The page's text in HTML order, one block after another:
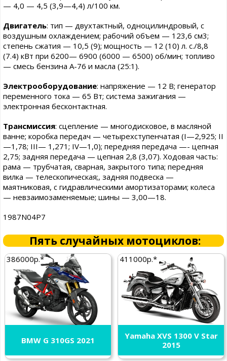
— 4,0 — 4,5 (3,9—4,4) л/100 км.
Двигатель: тип — двухтактный, одноцилиндровый, с
воздушным охлаждением; рабочий объем — 123,6 см3;
степень сжатия — 10,5 (9); мощность — 12 (10) л. с./8,8
(7.4) кВт при 6200— 6900 (6000 — 6500) об/мин; топливо
— смесь бензина А-76 и масла (25:1).
Электрооборудование: напряжение — 12 В; генератор
переменного тока — 65 Вт; система зажигания —
электронная бесконтактная.
Трансмиссия: сцепление — многодисковое, в масляной
ванне; коробка передач — четырехступенчатая (I—2,925; II
—1,78; III— 1,271; IV—1,0); передняя передача —- цепная
2,75; задняя передача — цепная 2,8 (3,07). Ходовая часть:
рама — трубчатая, сварная, закрытого типа; передняя
вилка — телескопическая;, задняя подвеска —
маятниковая, с гидравлическими амортизаторами; колеса
— невзаимозаменяемые; шины — 3,00—18.
1987N04P7
Пять случайных мотоциклов:
386000р.*
BMW G 310GS 2021
411000р.*
Yamaha XVS 1300 V Star
2015